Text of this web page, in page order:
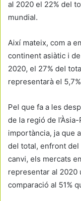
al 2020 el 22% del
mundial.
Així mateix, com a
continent asiàtic i
2020, el 27% del
representarà el
Pel que fa a les
de la regió de
importància, ja que
del total, enfront del
canvi, els mercats
representar al 2020
comparació al 51%